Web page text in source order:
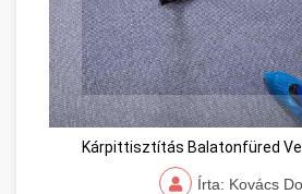
Kárpittisztítás Balatonfüred
Írta: Kovács